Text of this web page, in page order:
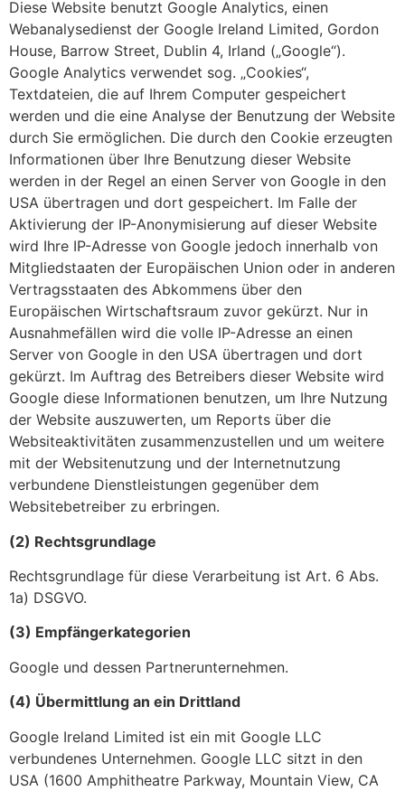
Diese Website benutzt Google Analytics, einen
Webanalysedienst der Google Ireland Limited, Gordon
House, Barrow Street, Dublin 4, Irland („Google“).
Google Analytics verwendet sog. „Cookies“,
Textdateien, die auf Ihrem Computer gespeichert
werden und die eine Analyse der Benutzung der Website
durch Sie ermöglichen. Die durch den Cookie erzeugten
Informationen über Ihre Benutzung dieser Website
werden in der Regel an einen Server von Google in den
USA übertragen und dort gespeichert. Im Falle der
Aktivierung der IP-Anonymisierung auf dieser Website
wird Ihre IP-Adresse von Google jedoch innerhalb von
Mitgliedstaaten der Europäischen Union oder in anderen
Vertragsstaaten des Abkommens über den
Europäischen Wirtschaftsraum zuvor gekürzt. Nur in
Ausnahmefällen wird die volle IP-Adresse an einen
Server von Google in den USA übertragen und dort
gekürzt. Im Auftrag des Betreibers dieser Website wird
Google diese Informationen benutzen, um Ihre Nutzung
der Website auszuwerten, um Reports über die
Websiteaktivitäten zusammenzustellen und um weitere
mit der Websitenutzung und der Internetnutzung
verbundene Dienstleistungen gegenüber dem
Websitebetreiber zu erbringen.
(2) Rechtsgrundlage
Rechtsgrundlage für diese Verarbeitung ist Art. 6 Abs.
1a) DSGVO.
(3) Empfängerkategorien
Google und dessen Partnerunternehmen.
(4) Übermittlung an ein Drittland
Google Ireland Limited ist ein mit Google LLC
verbundenes Unternehmen. Google LLC sitzt in den
USA (1600 Amphitheatre Parkway, Mountain View, CA